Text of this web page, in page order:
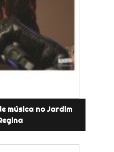
música no Jardim